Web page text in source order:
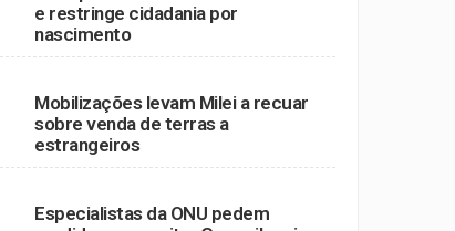
e restringe cidadania por
nascimento
Mobilizações levam Milei a recuar
sobre venda de terras a
estrangeiros
Especialistas da ONU pedem